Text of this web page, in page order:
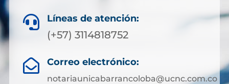
 Líneas de atención:
(+57) 3114818752
 Correo electrónico:
notariaunicabarrancoloba@ucnc.com.co